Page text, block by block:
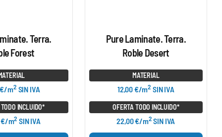
Terra.
Forest
€/m2 SIN IVA
INCLUIDO*
€/m2 SIN IVA
Pure Laminate. Terra.
Roble Desert
MATERIAL
12,00 €/m2 SIN IVA
OFERTA TODO INCLUIDO*
22,00 €/m2SIN IVA